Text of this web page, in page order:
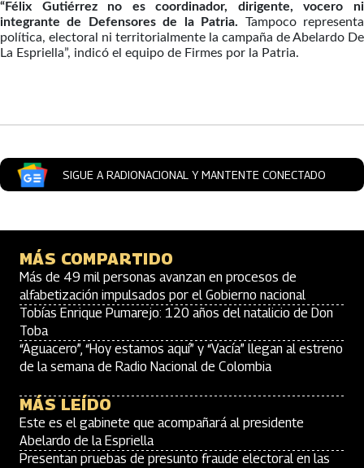
“Félix Gutiérrez no es coordinador, dirigente, vocero ni
integrante de Defensores de la Patria. Tampoco representa
política, electoral ni territorialmente la campaña de Abelardo De
La Espriella”, indicó el equipo de Firmes por la Patria.
SIGUE A RADIONACIONAL Y MANTENTE CONECTADO
MÁS COMPARTIDO
Más de 49 mil personas avanzan en procesos de
alfabetización impulsados por el Gobierno nacional
Tobías Enrique Pumarejo: 120 años del natalicio de Don
Toba
“Aguacero”, “Hoy estamos aquí” y “Vacía” llegan al estreno
de la semana de Radio Nacional de Colombia
MÁS LEÍDO
Este es el gabinete que acompañará al presidente
Abelardo de la Espriella
Presentan pruebas de presunto fraude electoral en las